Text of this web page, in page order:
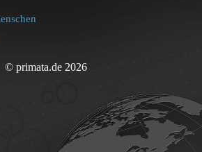
© primata.de 2026